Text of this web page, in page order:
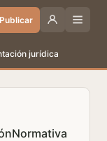
Publicar
jurídica
Normativa